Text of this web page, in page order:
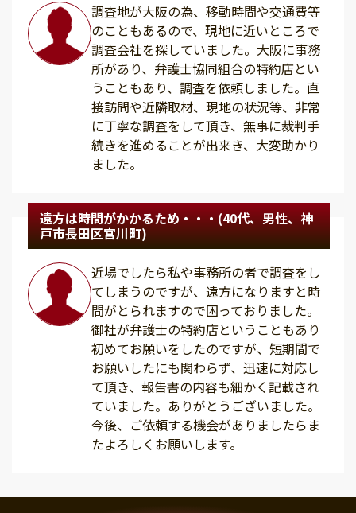
調査地が大阪の為、移動時間や交通費等
のこともあるので、現地に近いところで
調査会社を探していました。大阪に事務
所があり、弁護士協同組合の特約店とい
うこともあり、調査を依頼しました。直
接訪問や近隣取材、現地の状況等、非常
に丁寧な調査をして頂き、無事に裁判手
続きを進めることが出来き、大変助かり
ました。
遠方は時間がかかるため・・・(40代、男性、神
戸市長田区宮川町)
近場でしたら私や事務所の者で調査をし
てしまうのですが、遠方になりますと時
間がとられますので困っておりました。
御社が弁護士の特約店ということもあり
初めてお願いをしたのですが、短期間で
お願いしたにも関わらず、迅速に対応し
て頂き、報告書の内容も細かく記載され
ていました。ありがとうございました。
今後、ご依頼する機会がありましたらま
たよろしくお願いします。